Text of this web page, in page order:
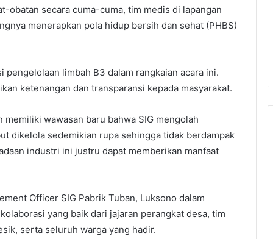
obatan secara cuma-cuma, tim medis di lapangan
menerapkan pola hidup bersih dan sehat (PHBS)
pengelolaan limbah B3 dalam rangkaian acara ini.
ketenangan dan transparansi kepada masyarakat.
wawasan baru bahwa SIG mengolah
dikelola sedemikian rupa sehingga tidak berdampak
industri ini justru dapat memberikan manfaat
Officer SIG Pabrik Tuban, Luksono dalam
yang baik dari jajaran perangkat desa, tim
serta seluruh warga yang hadir.